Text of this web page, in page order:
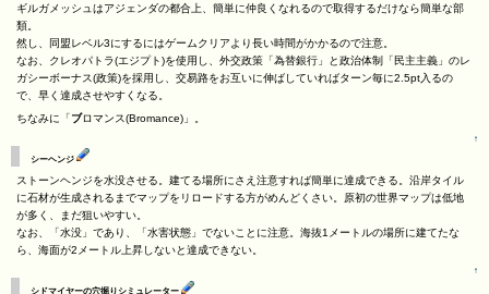
ギルガメッシュはアジェンダの都合上、簡単に仲良くなれるので取得するだけなら簡単な部
類。
然し、同盟レベル3にするにはゲームクリアより長い時間がかかるので注意。
なお、クレオパトラ(エジプト)を使用し、外交政策「為替銀行」と政治体制「民主主義」のレ
ガシーボーナス(政策)を採用し、交易路をお互いに伸ばしていればターン毎に2.5pt入るの
で、早く達成させやすくなる。
ちなみに「ブロマンス(Bromance)」。
↑
シーヘンジ
ストーンヘンジを水没させる。建てる場所にさえ注意すれば簡単に達成できる。沿岸タイル
に石材が生成されるまでマップをリロードする方がめんどくさい。原初の世界マップは低地
が多く、まだ狙いやすい。
なお、「水没」であり、「水害状態」でないことに注意。海抜1メートルの場所に建てたな
ら、海面が2メートル上昇しないと達成できない。
↑
シドマイヤーの穴掘りシミュレーター